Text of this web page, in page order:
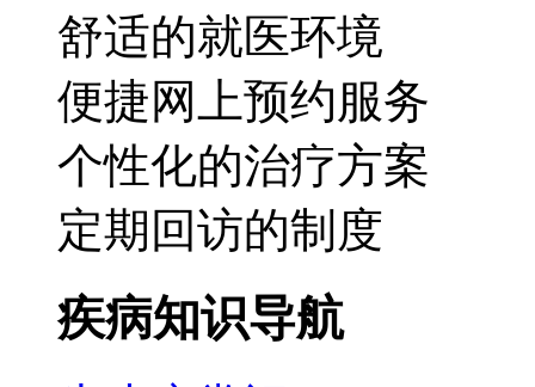
舒适的就医环境
便捷网上预约服务
个性化的治疗方案
定期回访的制度
疾病知识导航